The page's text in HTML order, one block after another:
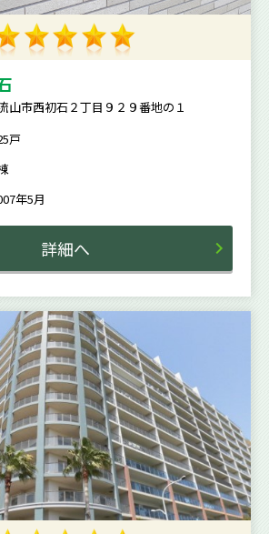
山市西初石２丁目９２９番地の１
戸
年5月
詳細へ